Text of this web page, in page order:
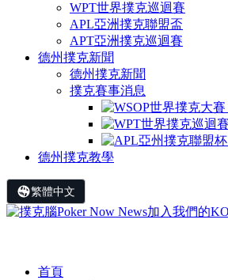
WPT世界撲克巡迴賽
APL亞洲撲克聯盟盃
APT亞洲撲克巡迴賽
德州撲克新聞
德州撲克新聞
撲克賽事消息
德州撲克教學
繁體中文
首頁